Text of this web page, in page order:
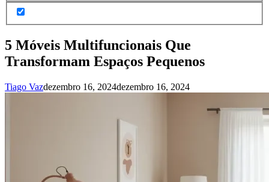
5 Móveis Multifuncionais Que
Transformam Espaços Pequenos
Tiago Vazdezembro 16, 2024dezembro 16, 2024